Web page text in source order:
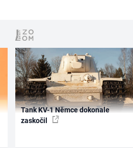
Tank KV-1 Němce dokonale
zaskočil